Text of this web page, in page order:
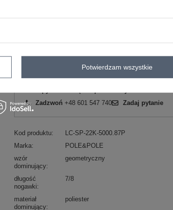
Zobacz
ZALOGUJ SIĘ
Zadzwoń +48 601 547 740 Zadaj pytanie
Kod produktu
LC-SP-22K-5000.87P
Marka
POLE&POLE
wzór
dominujący
geometryczny
długość
nogawki
7/8
materiał
dominujący
poliester
Potwierdzam wszystkie